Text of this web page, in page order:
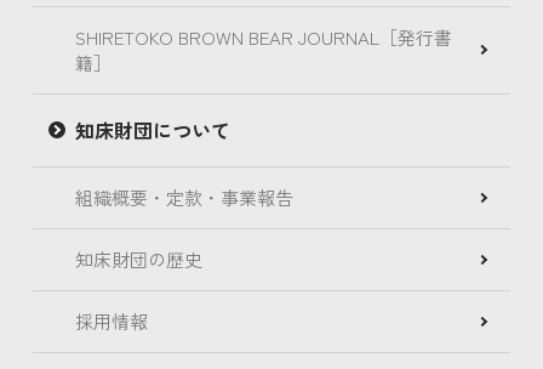
SHIRETOKO BROWN BEAR JOURNAL［発行書
籍］
知床財団について
組織概要・定款・事業報告
知床財団の歴史
採用情報